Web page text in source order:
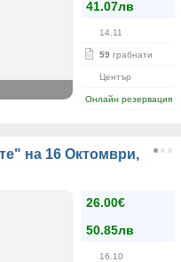
41.07лв
14.11
59 грабнати
Център
Онлайн резервация
на 16 Октомври,
26.00€
50.85лв
16.10